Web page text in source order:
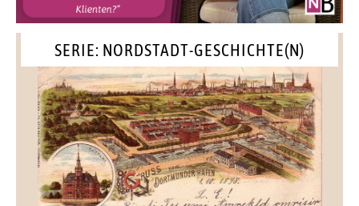
SERIE: NORDSTADT-GESCHICHTE(N)